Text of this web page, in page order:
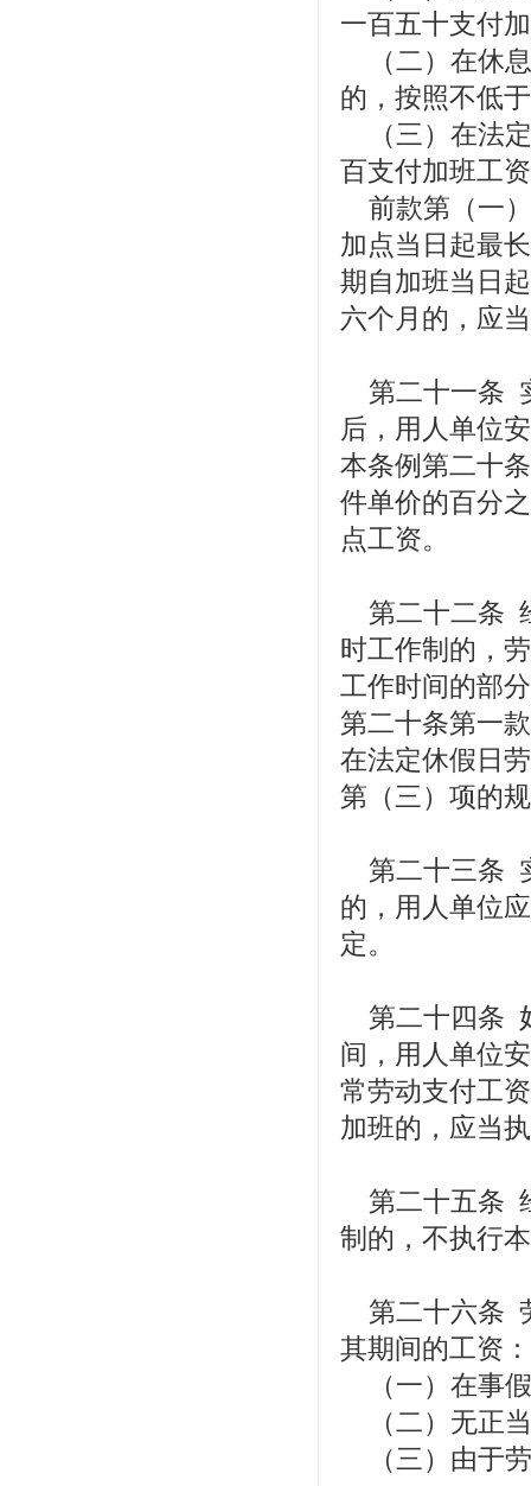
一百五十支付
（二）在休
的，按照不低
（三）在法
百支付加班工
前款第（一
加点当日起最
期自加班当日
六个月的，应
第二十一条
后，用人单位
本条例第二十
件单价的百分
点工资。
第二十二条
时工作制的，
工作时间的部
第二十条第一
在法定休假日
第（三）项的
第二十三条
的，用人单位
定。
第二十四条
间，用人单位
常劳动支付工
加班的，应当
第二十五条
制的，不执行
第二十六条
其期间的工资：
（一）在事
（二）无正
（三）由于